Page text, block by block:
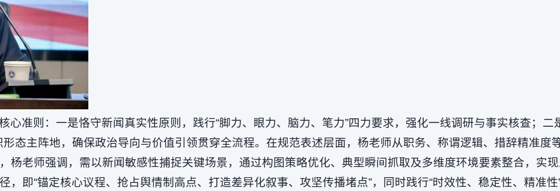
心准则：一是恪守新闻真实性原则，践行“脚力、眼力、脑力、笔力”四力要求，强化一线调研与事实核查；
态主阵地，确保政治导向与价值引领贯穿全流程。在规范表述层面，杨老师从职务、称谓逻辑、措辞精准度
杨老师强调，需以新闻敏感性捕捉关键场景，通过构图策略优化、典型瞬间抓取及多维度环境要素整合，实
，即“锚定核心议程、抢占舆情制高点、打造差异化叙事、攻坚传播堵点”，同时践行“时效性、稳定性、精准